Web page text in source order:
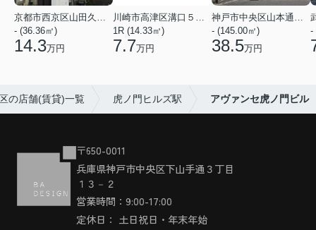
- (36.36㎡)
14.3万円
1R (14.33㎡)
7.7万円
- (145.00㎡)
38.5万円
-
の店舗(賃貸)一覧 虎ノ門ヒルズ駅 アヴァンセ虎ノ門ビル
〒650-0011
兵庫県神戸市中央区下山手通３丁目
１３－２
営業時間：9:00-17:00
定休日： 土日祝日・年末年始